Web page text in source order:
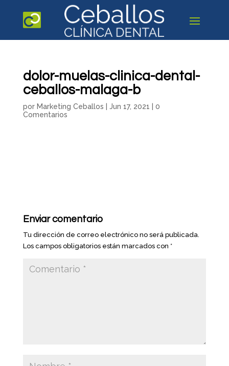
dolor-muelas-clinica-dental-
ceballos-malaga-b
por Marketing Ceballos Jun 17, 2021
0
Comentarios
Enviar comentario
Tu dirección de correo electrónico no será publicada.
Los campos obligatorios están marcados con *